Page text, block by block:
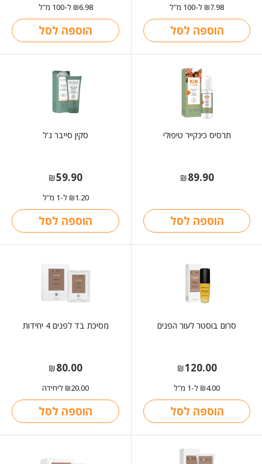
₪7.98 ל-100 מ"ל
הוספה לסל
₪6.98 ל-100 מ"ל
הוספה לסל
תרסיס כינקייר טיפולי
₪89.90
הוספה לסל
סקין סייבר ג'ל
₪59.90
₪1.20 ל-1 מ"ל
הוספה לסל
סרום בוסטר לעור הפנים
₪120.00
₪4.00 ל-1 מ"ל
הוספה לסל
מסיכת בד לפנים 4 יחידות
₪80.00
₪20.00 ליחידה
הוספה לסל